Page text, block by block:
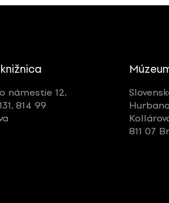
námestie 12,
814 99
811 07